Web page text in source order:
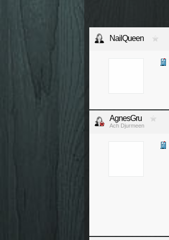
NailQueen
AgnesGru
Ach Djurmeen